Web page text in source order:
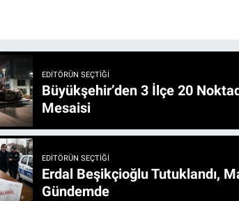
EDITÖRÜN SEÇTIĞI
Büyükşehir’den 3 İlçe 20 Noktada Yeni Haftada Asfalt
Mesaisi
EDITÖRÜN SEÇTIĞI
Erdal Beşikçioğlu Tutuklandı,
Gündemde